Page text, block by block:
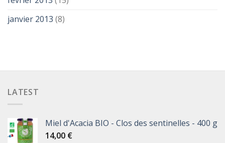
janvier 2013 (8)
LATEST
Miel d'Acacia BIO - Clos des sentinelles - 400 g
14,00 €